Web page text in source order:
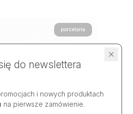
porcelana
do newslettera
i nowych produktach
na pierwsze zamówienie.